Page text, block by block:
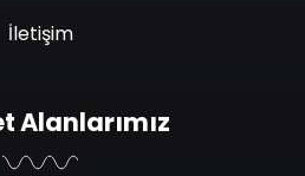
İletişim
Alanlarımız